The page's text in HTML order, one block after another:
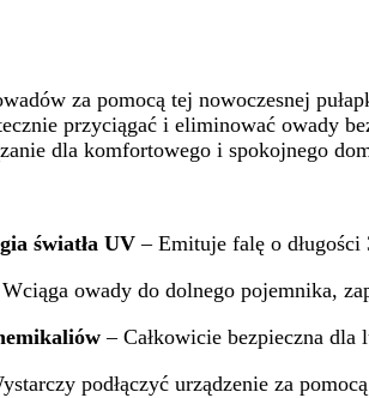
za pomocą tej nowoczesnej
przyciągać i eliminować owady
dla komfortowego i spokojnego
światła UV – Emituje falę o
owady do dolnego pojemnika,
– Całkowicie bezpieczna
podłączyć urządzenie za